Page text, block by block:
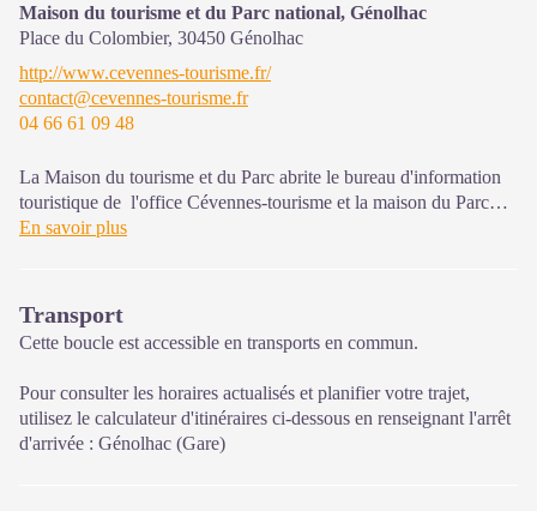
Maison du tourisme et du Parc national, Génolhac
Place du Colombier, 30450 Génolhac
http://www.cevennes-tourisme.fr/
contact@cevennes-tourisme.fr
04 66 61 09 48
La Maison du tourisme et du Parc abrite le bureau d'information
touristique de l'office Cévennes-tourisme et la maison du Parc
national. C'est un espace d’accueil, d'information et de
en cœur de Parc.
Sur place : expositions temporaires, programme d'animations "Un
Ouvert d'avril à octobre
En savoir plus
Transport
Cette boucle est accessible en transports en commun.
Pour consulter les horaires actualisés et planifier votre trajet,
utilisez le calculateur d'itinéraires ci-dessous en renseignant l'arrêt
d'arrivée : Génolhac (Gare)